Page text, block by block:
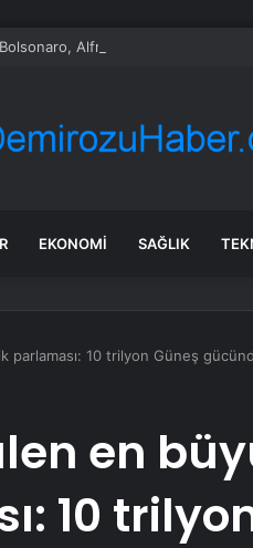
Alfredo Gaspar’ı
EKONOMI SAĞLIK
parlaması: 10 trilyon Güneş
en
10